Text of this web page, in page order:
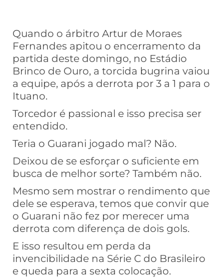
Quando o árbitro Artur de Moraes
Fernandes apitou o encerramento da
partida deste domingo, no Estádio
Brinco de Ouro, a torcida bugrina vaiou
a equipe, após a derrota por 3 a 1 para o
Ituano.
Torcedor é passional e isso precisa ser
entendido.
Teria o Guarani jogado mal? Não.
Deixou de se esforçar o suficiente em
busca de melhor sorte? Também não.
Mesmo sem mostrar o rendimento que
dele se esperava, temos que convir que
o Guarani não fez por merecer uma
derrota com diferença de dois gols.
E isso resultou em perda da
invencibilidade na Série C do Brasileiro
e queda para a sexta colocação.